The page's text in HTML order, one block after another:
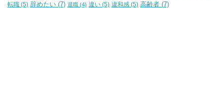
転職 (5) 辞めたい (7) 退職 (4) 違い (5) 違和感 (5) 高齢者 (7)